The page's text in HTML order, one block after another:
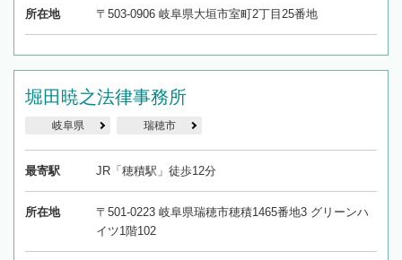
所在地 〒503-0906 岐阜県大垣市室町2丁目25番地
堀田暁之法律事務所
岐阜県 瑞穂市
最寄駅 JR「穂積駅」徒歩12分
所在地
〒501-0223 岐阜県瑞穂市穂積1465番地3 グリーンハ
イツ1階102